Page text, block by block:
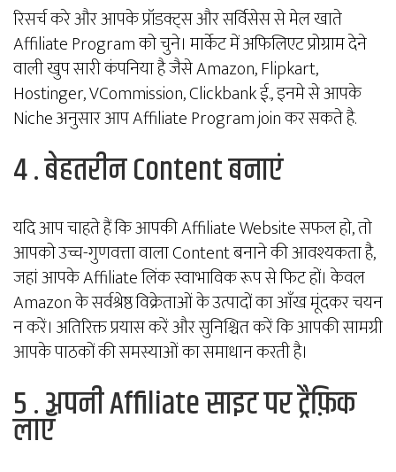
रिसर्च करे और आपके प्रॉडक्ट्स और सर्विसेस से मेल खाते
Affiliate Program को चुने। मार्केट में अफिलिएट प्रोग्राम देने
वाली खुप सारी कंपनिया है जैसे Amazon, Flipkart,
Hostinger, VCommission, Clickbank ई., इनमे से आपके
Niche अनुसार आप Affiliate Program join कर सकते है.
4 . बेहतरीन Content बनाएं
यदि आप चाहते हैं कि आपकी Affiliate Website सफल हो, तो
आपको उच्च-गुणवत्ता वाला Content बनाने की आवश्यकता है,
जहां आपके Affiliate लिंक स्वाभाविक रूप से फिट हों। केवल
Amazon के सर्वश्रेष्ठ विक्रेताओं के उत्पादों का आँख मूंदकर चयन
न करें। अतिरिक्त प्रयास करें और सुनिश्चित करें कि आपकी सामग्री
आपके पाठकों की समस्याओं का समाधान करती है।
5 . अपनी Affiliate साइट पर ट्रैफ़िक
लाएँ